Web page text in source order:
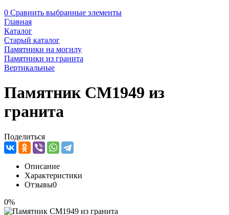
0 Сравнить выбранные элементы
Главная
Каталог
Старый каталог
Памятники на могилу
Памятники из гранита
Вертикальные
Памятник CM1949 из
гранита
Поделиться
Описание
Характеристики
Отзывы0
0%